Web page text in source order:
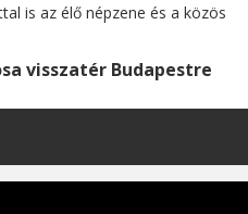
is az élő népzene és a közös
visszatér Budapestre